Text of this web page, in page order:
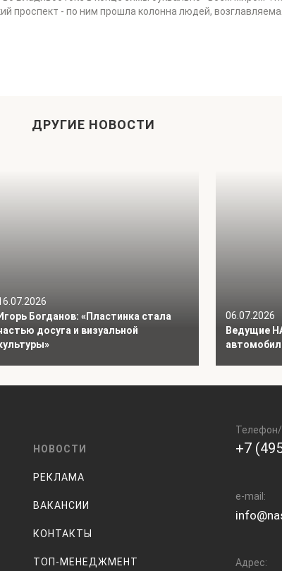
проспект - по ним прошла колонна людей,
ДРУГИЕ НОВОСТИ
Игорь Богданов: «Пластинка стала
досуга и визуальной
06.07.2026
Ведущие
НОВОСТИ
РЕКЛАМА
ВАКАНСИИ
КОНТАКТЫ
ТОП-МЕНЕДЖМЕНТ
+7
e-mail:
Адрес: